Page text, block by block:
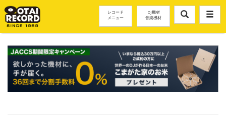
レコード
メニュー
DJ機材
音楽機材